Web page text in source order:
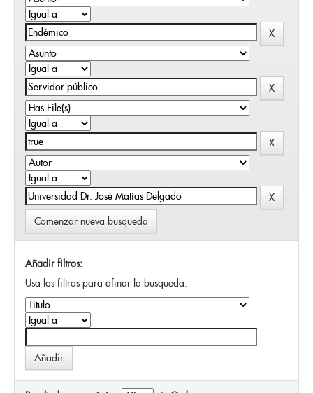
Comenzar nueva busqueda
Añadir filtros:
Usa los filtros para afinar la busqueda.